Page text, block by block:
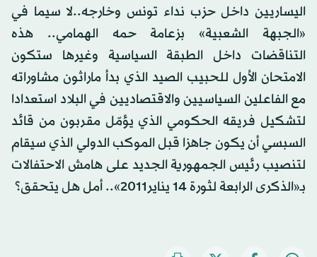
اليساريين داخل حزب نداء تونس وخارجه..لا سيما في
«الجبهة الشعبية» بزعامة حمه الهمامي.. هذه
التناقضات داخل الطبقة السياسية وغيرها ستكون
الامتحان الأول للحبيب الصيد الذي بدأ ماراثون مشاوراته
مع الفاعلين السياسيين والاقتصاديين في البلاد استعدادا
لتشكيل فريقه الحكومي الذي يؤمّل مقربون من قائد
السبسي أن يكون جاهزا قبل الموكب الدولي الذي سيقام
لتنصيب رئيس الجمهورية الجديد على هامش الاحتفالات
بـ«الذكرى الرابعة لثورة 14 يناير2011».. أمل هل يتحقق؟